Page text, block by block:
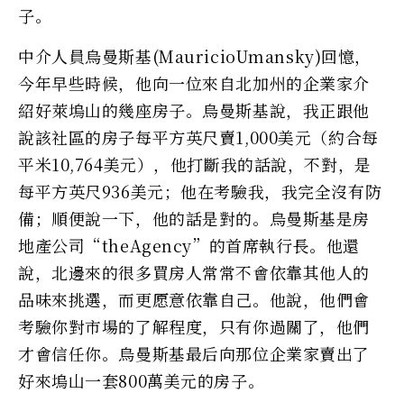
子。
中介人員烏曼斯基(MauricioUmansky)回憶，
今年早些時候，他向一位來自北加州的企業家介
紹好萊塢山的幾座房子。烏曼斯基說，我正跟他
說該社區的房子每平方英尺賣1,000美元（約合每
平米10,764美元），他打斷我的話說，不對，是
每平方英尺936美元；他在考驗我，我完全沒有防
備；順便說一下，他的話是對的。烏曼斯基是房
地產公司“theAgency”的首席執行長。他還
說，北邊來的很多買房人常常不會依靠其他人的
品味來挑選，而更愿意依靠自己。他說，他們會
考驗你對市場的了解程度，只有你過關了，他們
才會信任你。烏曼斯基最后向那位企業家賣出了
好來塢山一套800萬美元的房子。